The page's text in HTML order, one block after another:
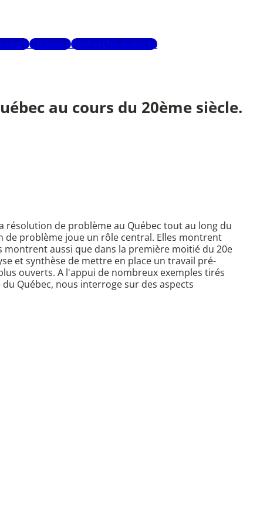
GlossaireRecherche avancée
au cours du 20ème siècle.
résolution de problème au Québec tout au long du
de problème joue un rôle central. Elles montrent
montrent aussi que dans la première moitié du 20e
et synthèse de mettre en place un travail pré-
ouverts. A l'appui de nombreux exemples tirés
Québec, nous interroge sur des aspects